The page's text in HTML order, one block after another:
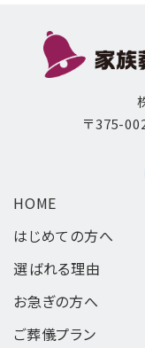
〒375-
HOME
はじめての方へ
選ばれる理由
お急ぎの方へ
ご葬儀プラン